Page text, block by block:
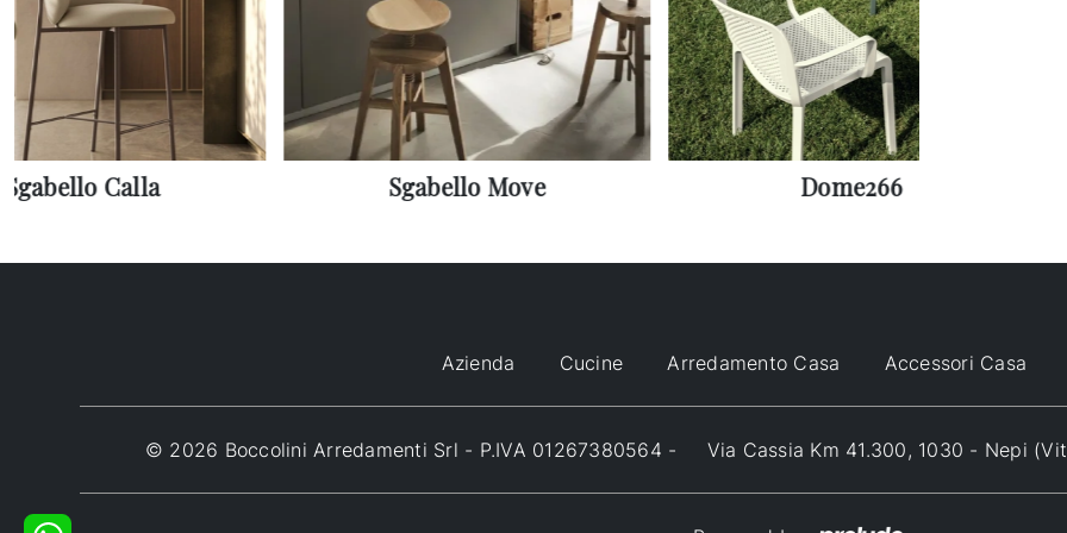
Sgabello Calla Sgabello Move Dome266
Azienda Cucine Arredamento Casa Accessori Casa
© 2026 Boccolini Arredamenti Srl - P.IVA 01267380564 - Via Cassia Km 41.300, 1030 - Nepi